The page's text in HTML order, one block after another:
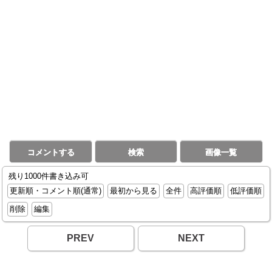
コメントする 検索 画像一覧
残り1000件書き込み可
更新順・コメント順(通常)
最初から見る 全件 高評価順
低評価順
削除
編集
PREV NEXT